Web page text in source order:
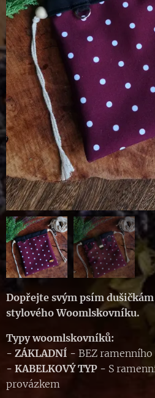
Dopřejte svým psím
stylového Woomlskovníku.
Typy woomlskovníků:
- ZÁKLADNÍ - BEZ
- KABELKOVÝ TYP - S
provázkem